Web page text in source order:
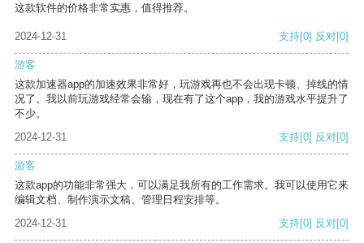
这款软件的价格非常实惠，值得推荐。
2024-12-31 支持[0] 反对[0]
游客
这款加速器app的加速效果非常好，玩游戏再也不会出现卡顿、掉线的情
况了。我以前玩游戏经常会输，现在有了这个app，我的游戏水平提升了
不少。
2024-12-31
支持[0] 反对[0]
游客
这款app的功能非常强大，可以满足我所有的工作需求。我可以使用它来
编辑文档、制作演示文稿、管理日程安排等。
2024-12-31
支持[0] 反对[0]